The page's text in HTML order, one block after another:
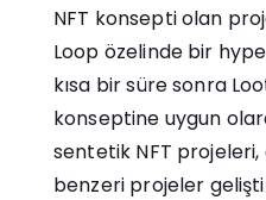
NFT konsepti olan
Loop özelinde bir
kısa bir süre sonra
konseptine uygun
sentetik NFT
benzeri projeler